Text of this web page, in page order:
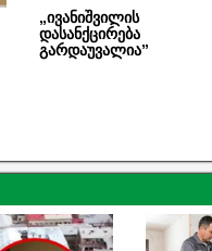
„ივანიშვილის
დასანქცირება
გარდაუვალია”